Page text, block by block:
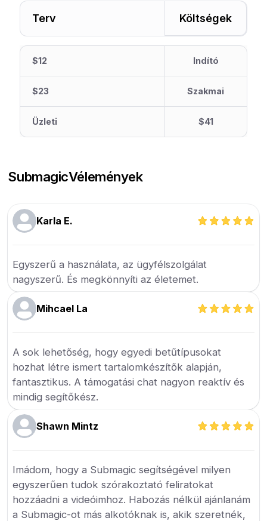
Terv Költségek
$12 Indító
$23 Szakmai
Üzleti $41
SubmagicVélemények
Karla E.
Egyszerű a használata, az ügyfélszolgálat
nagyszerű. És megkönnyíti az életemet.
Mihcael La
A sok lehetőség, hogy egyedi betűtípusokat
hozhat létre ismert tartalomkészítők alapján,
fantasztikus. A támogatási chat nagyon reaktív és
mindig segítőkész.
Shawn Mintz
Imádom, hogy a Submagic segítségével milyen
egyszerűen tudok szórakoztató feliratokat
hozzáadni a videóimhoz. Habozás nélkül ajánlanám
a Submagic-ot más alkotóknak is, akik szeretnék,